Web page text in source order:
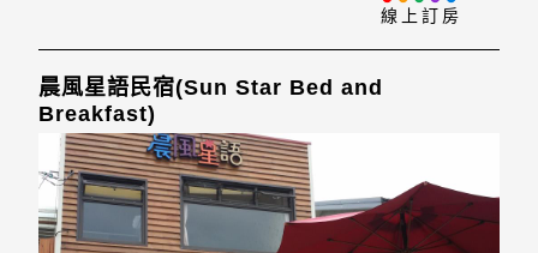
線上訂房
晨風星語民宿(Sun Star Bed and
Breakfast)